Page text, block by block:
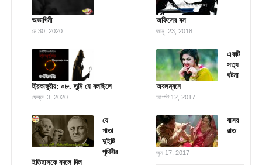
অভাগিনী
মে 30, 2020
হীরকাঙ্গুরীয়: ০৮. তুমি যে বলছিলে
ফেব্রু. 3, 2020
যে
পাতা
দুইটি
পৃথিবীর
ইতিহাসকে বদলে দিল
অফিসের বস
জানু. 23, 2018
একটি
সত্য
ঘটনা
অবলম্বনে
আগস্ট 12, 2017
বাসর
রাত
জুন 17, 2017